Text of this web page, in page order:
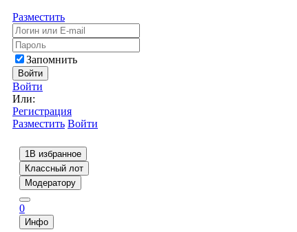
Разместить
Запомнить
Войти
Войти
Или:
Регистрация
Разместить Войти
1В избранное
Классный лот
Модератору
0
Инфо